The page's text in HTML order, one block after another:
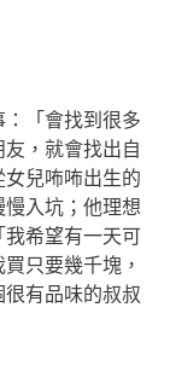
「會找到很多
，就會找出自
兒咘咘出生的
入坑；他理想
我希望有一天可
只要幾千塊，
有品味的叔叔